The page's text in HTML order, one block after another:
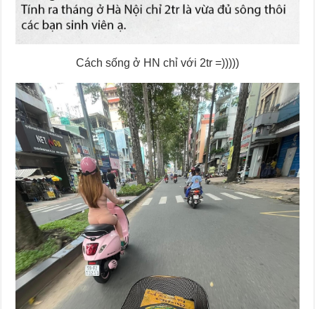
Cách sống ở HN chỉ với 2tr =)))))